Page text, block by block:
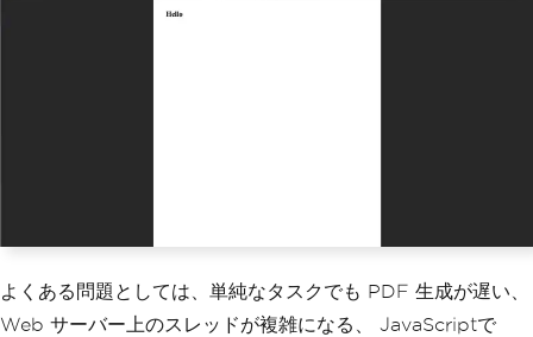
よくある問題としては、単純なタスクでも PDF 生成が遅い、
Web サーバー上のスレッドが複雑になる、 JavaScriptで